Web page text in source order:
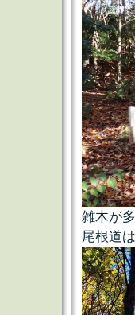
雑木が
尾根道